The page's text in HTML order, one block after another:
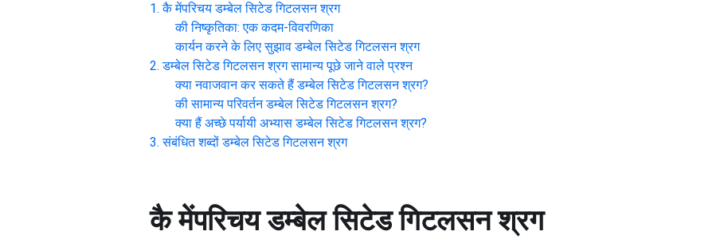
कै मेंपरिचय डम्बेल सिटेड गिटलसन श्रग
की निष्कृतिका: एक कदम-विवरणिका
कार्यन करने के लिए सुझाव डम्बेल सिटेड गिटलसन श्रग
डम्बेल सिटेड गिटलसन श्रग सामान्य पूछे जाने वाले प्रश्न
क्या नवाजवान कर सकते हैं डम्बेल सिटेड गिटलसन श्रग?
की सामान्य परिवर्तन डम्बेल सिटेड गिटलसन श्रग?
क्या हैं अच्छे पर्यायी अभ्यास डम्बेल सिटेड गिटलसन श्रग?
संबंधित शब्दों डम्बेल सिटेड गिटलसन श्रग
कै मेंपरिचय डम्बेल सिटेड गिटलसन श्रग